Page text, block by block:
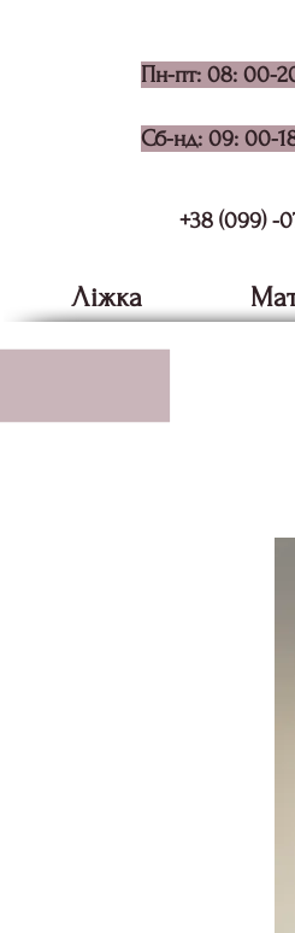
Пн-пт: 08: 00-
Сб-нд: 09: 00-
+38 (099) -
Ліжка